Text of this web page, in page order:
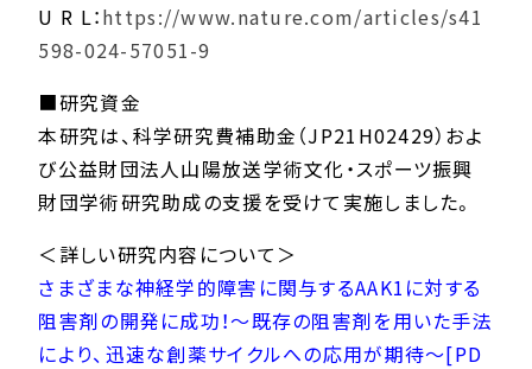
U R L：https://www.nature.com/articles/s41
598-024-57051-9
■研究資金
本研究は、科学研究費補助金（JP21H02429）およ
び公益財団法人山陽放送学術文化・スポーツ振興
財団学術研究助成の支援を受けて実施しました。
＜詳しい研究内容について＞
さまざまな神経学的障害に関与するAAK1に対する
阻害剤の開発に成功！～既存の阻害剤を用いた手法
により、迅速な創薬サイクルへの応用が期待～[PD